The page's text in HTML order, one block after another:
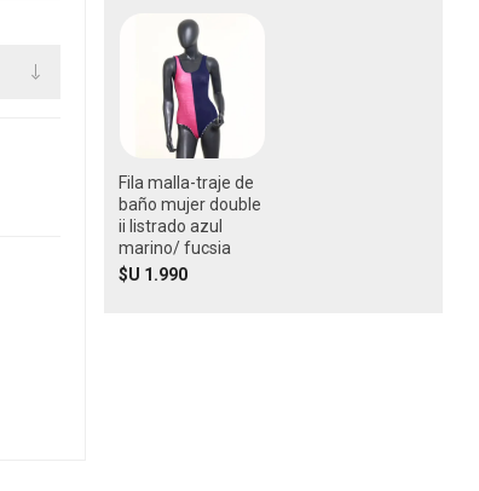
Fila malla-traje de
baño mujer double
ii listrado azul
marino/ fucsia
$U 1.990